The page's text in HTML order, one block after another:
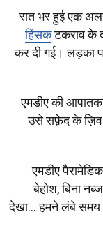
रात भर हुई एक
हिंसकटकराव के
कर दी गई। लड़का
एमडीए की
उसे सफ़ेद के ज़िव
एमडीए
बेहोश, बिना
देखा... हमने लंबे समय